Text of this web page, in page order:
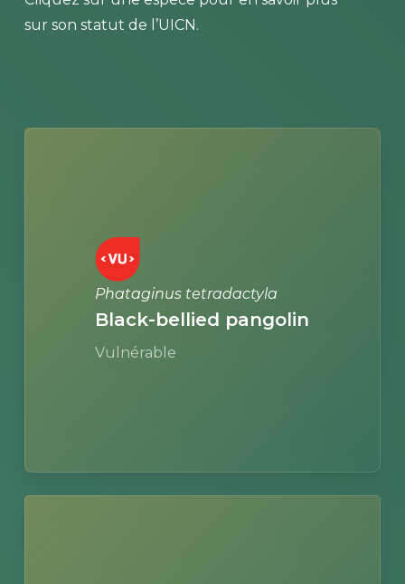
sur son statut de l’UICN.
Phataginus tetradactyla
Black-bellied pangolin
Vulnérable